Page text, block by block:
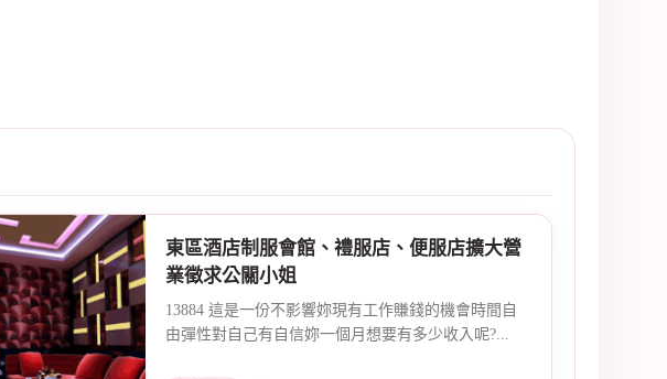
東區酒店制服會館、禮服店、便服店擴大營
業徵求公關小姐
13884 這是一份不影響妳現有工作賺錢的機會時間自
由彈性對自己有自信妳一個月想要有多少收入呢?...